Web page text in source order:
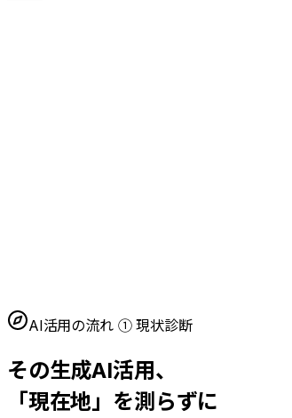
AI活用の流れ ① 現状診断
その生成AI活用、
「現在地」を測らずに